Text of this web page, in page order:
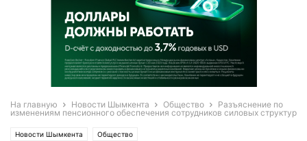
На главную Новости Шымкента Общество
Разъяснение по
изменениям пенсионного обеспечения сотрудников силовых структур
Новости Шымкента Общество